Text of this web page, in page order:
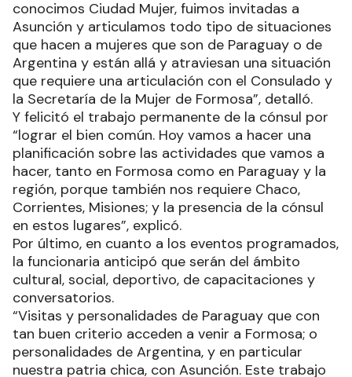
conocimos Ciudad Mujer, fuimos invitadas a
Asunción y articulamos todo tipo de situaciones
que hacen a mujeres que son de Paraguay o de
Argentina y están allá y atraviesan una situación
que requiere una articulación con el Consulado y
la Secretaría de la Mujer de Formosa”, detalló.
Y felicitó el trabajo permanente de la cónsul por
“lograr el bien común. Hoy vamos a hacer una
planificación sobre las actividades que vamos a
hacer, tanto en Formosa como en Paraguay y la
región, porque también nos requiere Chaco,
Corrientes, Misiones; y la presencia de la cónsul
en estos lugares”, explicó.
Por último, en cuanto a los eventos programados,
la funcionaria anticipó que serán del ámbito
cultural, social, deportivo, de capacitaciones y
conversatorios.
“Visitas y personalidades de Paraguay que con
tan buen criterio acceden a venir a Formosa; o
personalidades de Argentina, y en particular
nuestra patria chica, con Asunción. Este trabajo